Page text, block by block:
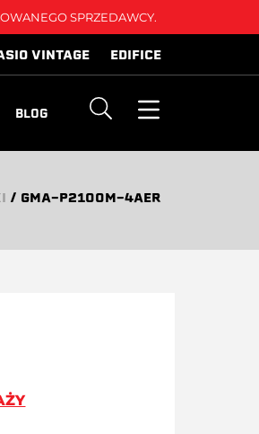
SPRZEDAWCY.
VINTAGE EDIFICE
BLOG
/ GMA-P2100M-4AER